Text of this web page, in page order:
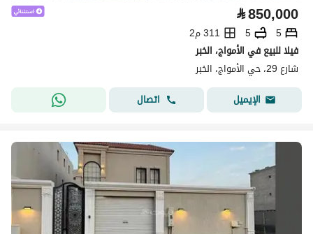
⃁850,000
5
5
311 م2
فيلا للبيع في الأمواج، الخبر
شارع 29، حي الأمواج، الخبر
الإيميل
اتصال